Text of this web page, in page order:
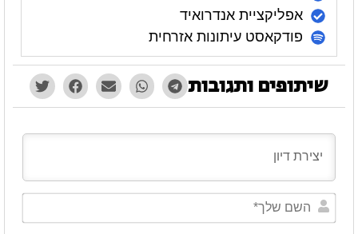
אפליקציית אנדרואיד
פודקאסט עיתונות אזרחית
שיתופים ותגובות